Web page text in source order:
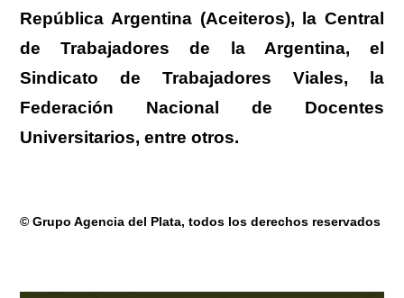
República Argentina (Aceiteros), la Central
de Trabajadores de la Argentina, el
Sindicato de Trabajadores Viales, la
Federación Nacional de Docentes
Universitarios, entre otros.
© Grupo Agencia del Plata, todos los derechos reservados